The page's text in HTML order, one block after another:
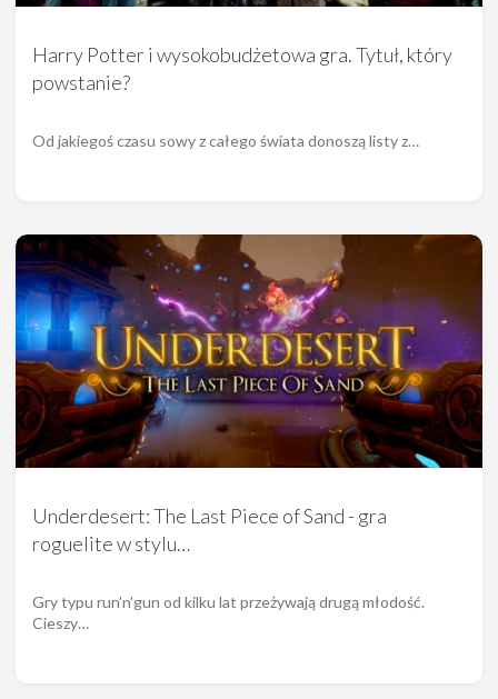
Harry Potter i wysokobudżetowa gra. Tytuł, który
powstanie?
Od jakiegoś czasu sowy z całego świata donoszą listy z…
Underdesert: The Last Piece of Sand - gra
roguelite w stylu…
Gry typu run’n’gun od kilku lat przeżywają drugą młodość.
Cieszy…